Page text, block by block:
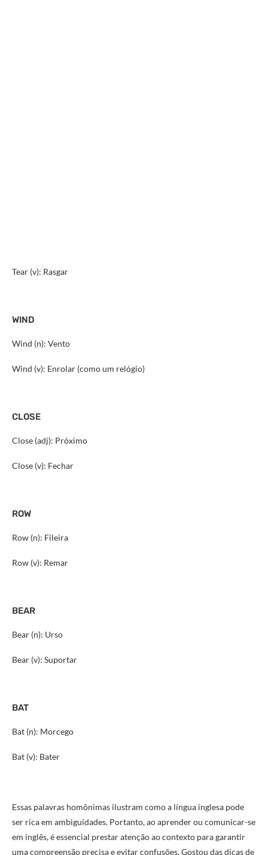
Tear (v): Rasgar
WIND
Wind (n): Vento
Wind (v): Enrolar (como um relógio)
CLOSE
Close (adj): Próximo
Close (v): Fechar
ROW
Row (n): Fileira
Row (v): Remar
BEAR
Bear (n): Urso
Bear (v): Suportar
BAT
Bat (n): Morcego
Bat (v): Bater
Essas palavras homônimas ilustram como a língua inglesa pode
ser rica em ambiguidades. Portanto, ao aprender ou comunicar-se
em inglês, é essencial prestar atenção ao contexto para garantir
uma compreensão precisa e evitar confusões. Gostou das dicas de